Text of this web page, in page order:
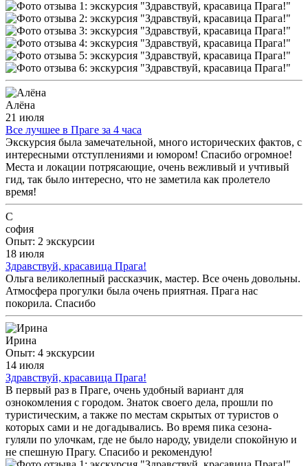
Алёна
21 июля
Все лучшее в Праге за 4 часа
Экскурсия была замечательной, много исторических фактов, с
интересными отступлениями и юмором! Спасибо огромное!
Места и локации потрясающие, очень вежливый и учтивый
гид, так было интересно, что не заметила как пролетело
время!
С
софия
Опыт: 2 экскурсии
18 июля
Здравствуй, красавица Прага!
Ольга великолепный рассказчик, мастер. Все очень довольны.
Атмосфера прогулки была очень приятная. Прага нас
покорила. Спасибо
Ирина
Опыт: 4 экскурсии
14 июля
Здравствуй, красавица Прага!
В первый раз в Праге, очень удобный вариант для
ознокомления с городом. Знаток своего дела, прошли по
туристическим, а также по местам скрытых от туристов о
которых сами и не догадывались. Во время пика сезона-
гуляли по улочкам, где не было народу, увидели спокойную и
не спешную Прагу. Спасибо и рекомендую!